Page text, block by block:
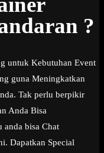
?
untuk Kebutuhan Event
guna Meningkatkan
Tak perlu berpikir
Anda Bisa
anda bisa Chat
Dapatkan Special